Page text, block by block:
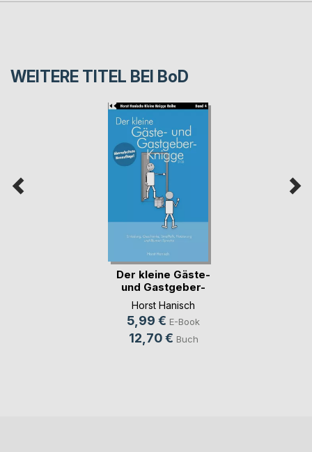
WEITERE TITEL BEI BoD
Der kleine Gäste-
und Gastgeber-
Kn(...)
Horst Hanisch
5,99 € E-Book
12,70 € Buch